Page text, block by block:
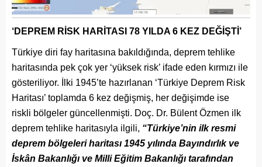
‘DEPREM RİSK HARİTASI 78 YILDA 6 KEZ DEĞİŞTİ’
Türkiye diri fay haritasına bakıldığında, deprem tehlike
haritasında pek çok yer ‘yüksek risk’ ifade eden kırmızı ile
gösteriliyor. İlki 1945’te hazırlanan ‘Türkiye Deprem Risk
Haritası’ toplamda 6 kez değişmiş, her değişimde ise
riskli bölgeler güncellenmişti. Doç. Dr. Bülent Özmen ilk
deprem tehlike haritasıyla ilgili, “Türkiye’nin ilk resmi
deprem bölgeleri haritası 1945 yılında Bayındırlık ve
İskân Bakanlığı ve Milli Eğitim Bakanlığı tarafından